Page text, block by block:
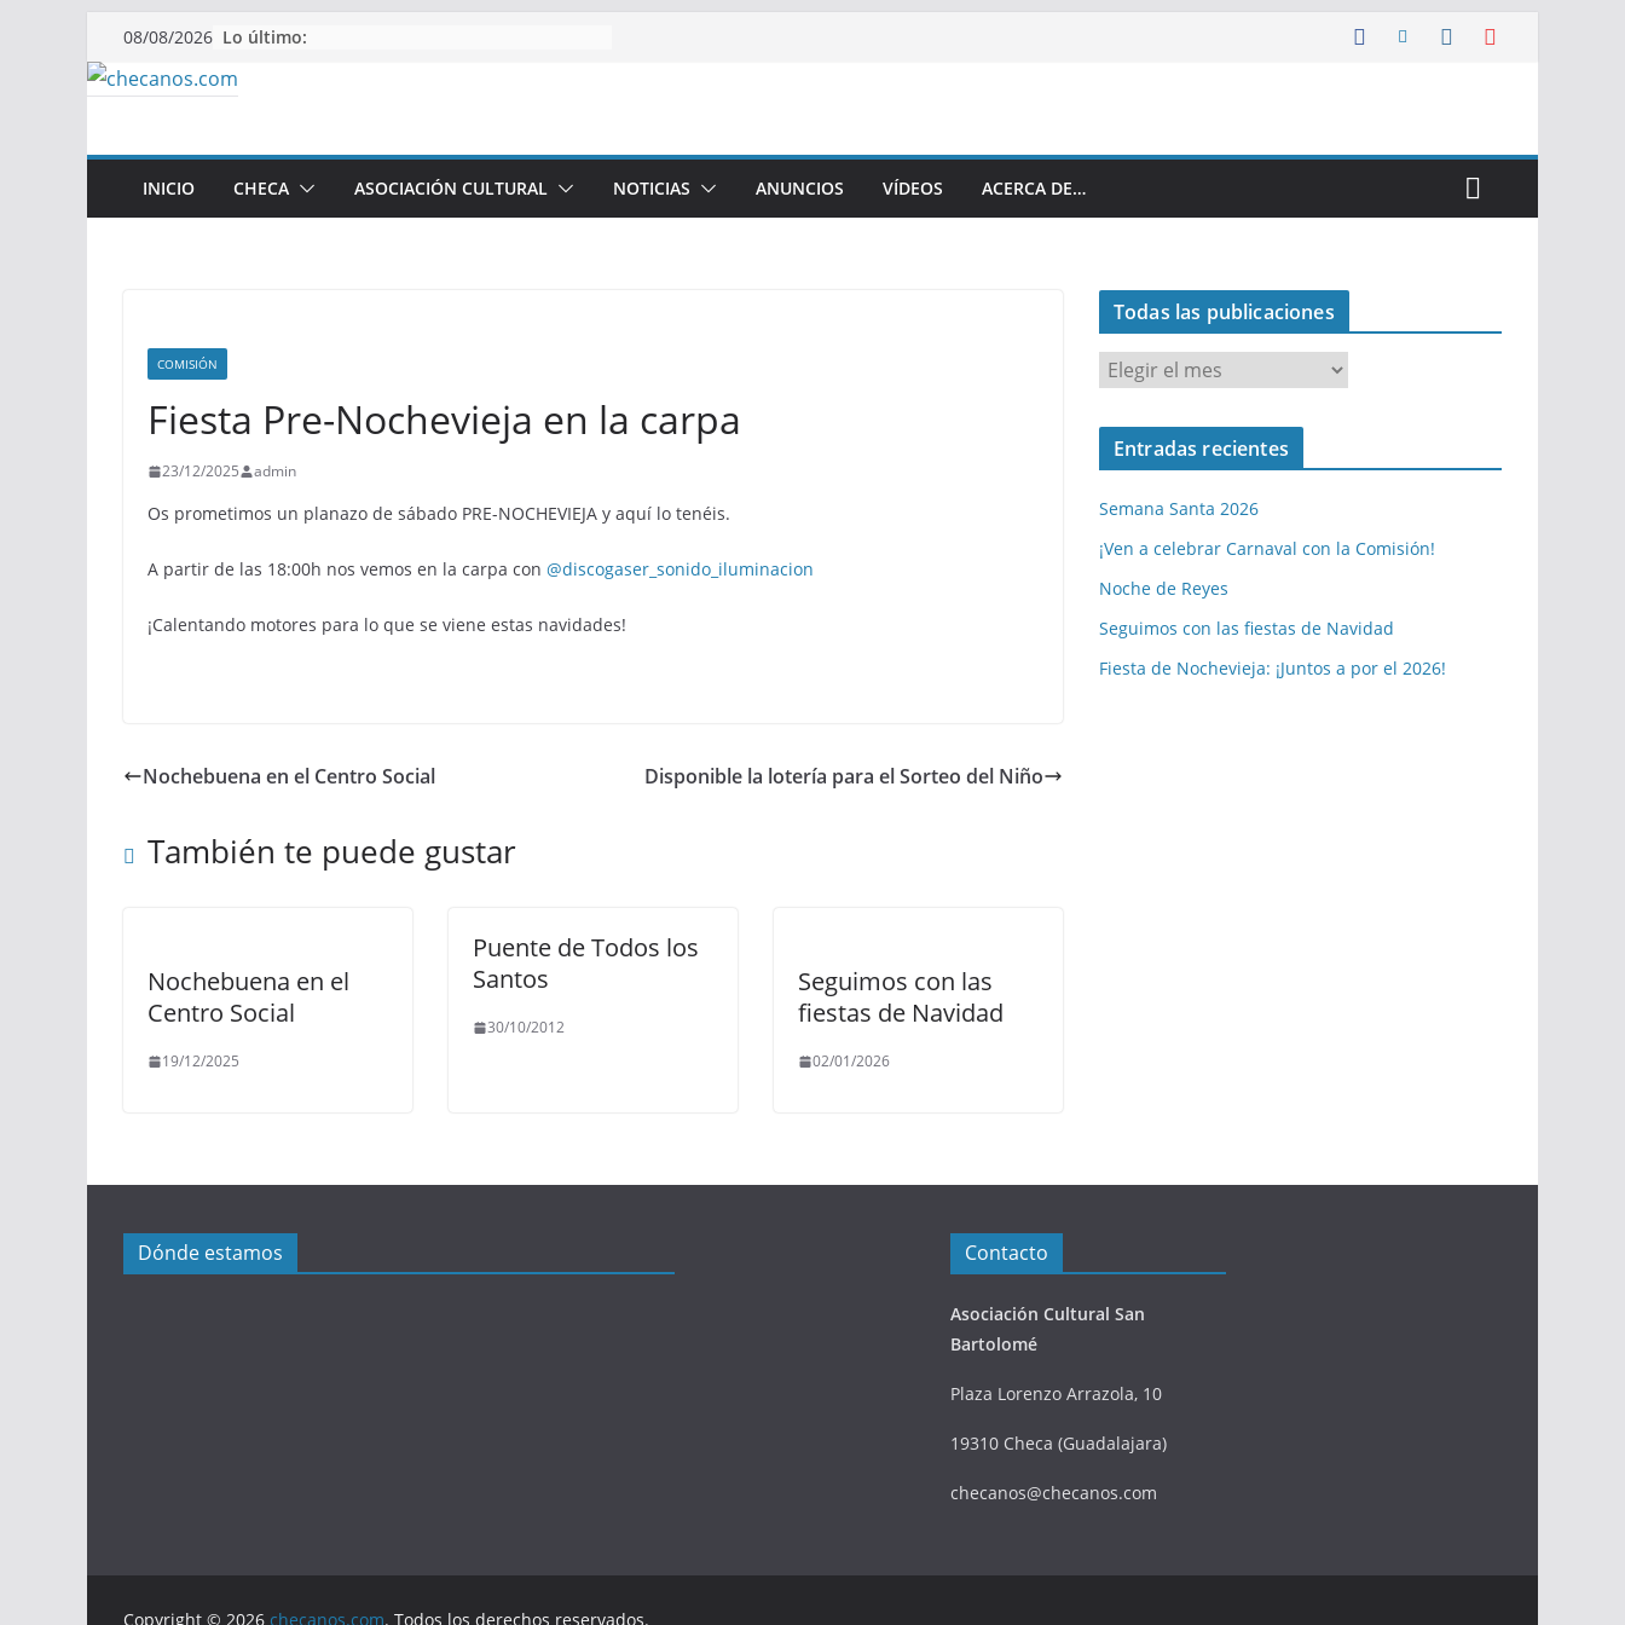
Saltar
al
contenido
08/08/2026 Lo último:
INICIO CHECA ASOCIACIÓN CULTURAL NOTICIAS ANUNCIOS VÍDEOS ACERCA DE…
COMISIÓN
Fiesta Pre-Nochevieja en la carpa
23/12/2025 admin
Os prometimos un planazo de sábado PRE-NOCHEVIEJA y aquí lo tenéis.
A partir de las 18:00h nos vemos en la carpa con @discogaser_sonido_iluminacion
¡Calentando motores para lo que se viene estas navidades!
Nochebuena en el Centro Social Disponible la lotería para el Sorteo del Niño
También te puede gustar
Nochebuena en el
Centro Social
19/12/2025
Puente de Todos los
Santos
30/10/2012
Seguimos con las
fiestas de Navidad
02/01/2026
Todas las publicaciones
o
d
l
a
s
u
b
Entradas recientes
Semana Santa 2026
¡Ven a celebrar Carnaval con la Comisión!
Noche de Reyes
Seguimos con las fiestas de Navidad
Fiesta de Nochevieja: ¡Juntos a por el 2026!
Dónde estamos Contacto
Asociación Cultural San
Bartolomé
Plaza Lorenzo Arrazola, 10
19310 Checa (Guadalajara)
checanos@checanos.com
Copyright © 2026 checanos.com. Todos los derechos reservados.